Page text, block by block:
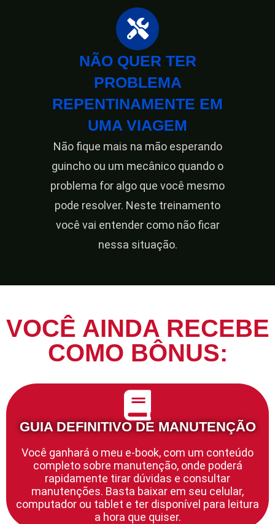
NÃO QUER TER
PROBLEMA
REPENTINAMENTE EM
UMA VIAGEM
Não fique mais na mão esperando
guincho ou um mecânico quando o
problema for algo que você mesmo
pode resolver. Neste treinamento
você vai entender como não ficar
nessa situação.
VOCÊ AINDA RECEBE
COMO BÔNUS:
GUIA DEFINITIVO DE MANUTENÇÃO
Você ganhará o meu e-book, com um conteúdo
completo sobre manutenção, onde poderá
rapidamente tirar dúvidas e consultar
manutenções. Basta baixar em seu celular,
computador ou tablet e ter disponível para leitura
a hora que quiser.